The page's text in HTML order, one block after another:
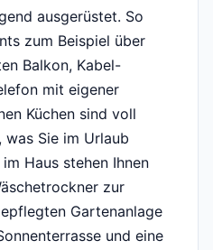
ausgerüstet. So
zum Beispiel über
Balkon, Kabel-
mit eigener
Küchen sind voll
Sie im Urlaub
Haus stehen Ihnen
zur
Gartenanlage
und eine